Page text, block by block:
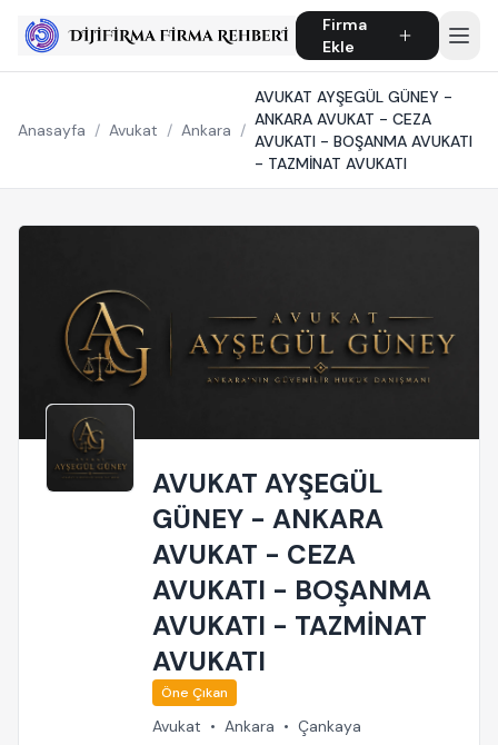
Firma
Ekle
Anasayfa / Avukat / Ankara /
AVUKAT AYŞEGÜL GÜNEY -
ANKARA AVUKAT - CEZA
AVUKATI - BOŞANMA AVUKATI
- TAZMİNAT AVUKATI
AVUKAT AYŞEGÜL
GÜNEY - ANKARA
AVUKAT - CEZA
AVUKATI - BOŞANMA
AVUKATI - TAZMİNAT
AVUKATI
Öne Çıkan
Avukat • Ankara • Çankaya